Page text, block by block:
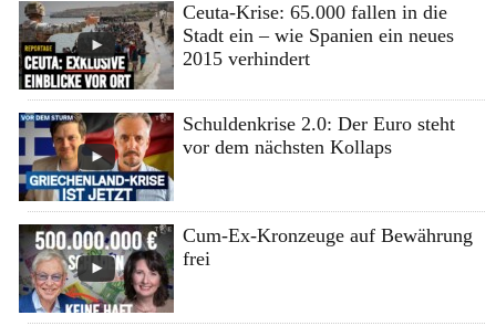
Ceuta-Krise: 65.000 fallen in die
Stadt ein – wie Spanien ein neues
2015 verhindert
Schuldenkrise 2.0: Der Euro steht
vor dem nächsten Kollaps
Cum-Ex-Kronzeuge auf Bewährung
frei